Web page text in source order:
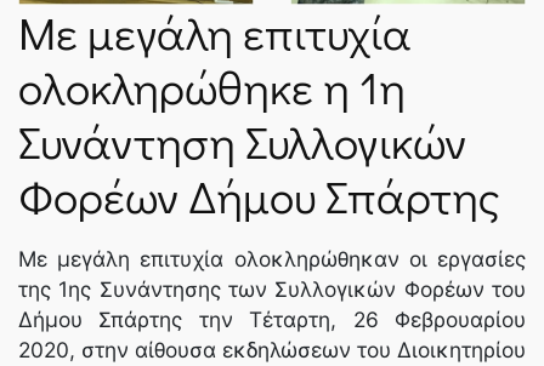
Με μεγάλη επιτυχία
ολοκληρώθηκε η 1η
Συνάντηση Συλλογικών
Φορέων Δήμου Σπάρτης
Με μεγάλη επιτυχία ολοκληρώθηκαν οι εργασίες
της 1ης Συνάντησης των Συλλογικών Φορέων του
Δήμου Σπάρτης την Τέταρτη, 26 Φεβρουαρίου
2020, στην αίθουσα εκδηλώσεων του Διοικητηρίου